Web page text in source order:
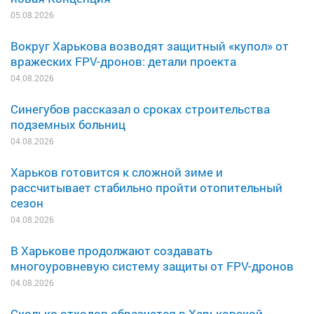
05.08.2026
Вокруг Харькова возводят защитный «купол» от
вражеских FPV-дронов: детали проекта
04.08.2026
Синегубов рассказал о сроках строительства
подземных больниц
04.08.2026
Харьков готовится к сложной зиме и
рассчитывает стабильно пройти отопительный
сезон
04.08.2026
В Харькове продолжают создавать
многоуровневую систему защиты от FPV-дронов
04.08.2026